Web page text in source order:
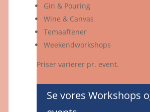
Gin & Pouring
Wine & Canvas
Temaaftener
Weekendworkshops
Priser varierer pr. event.
Se vores Workshops